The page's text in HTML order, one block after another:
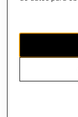
Chile ($)